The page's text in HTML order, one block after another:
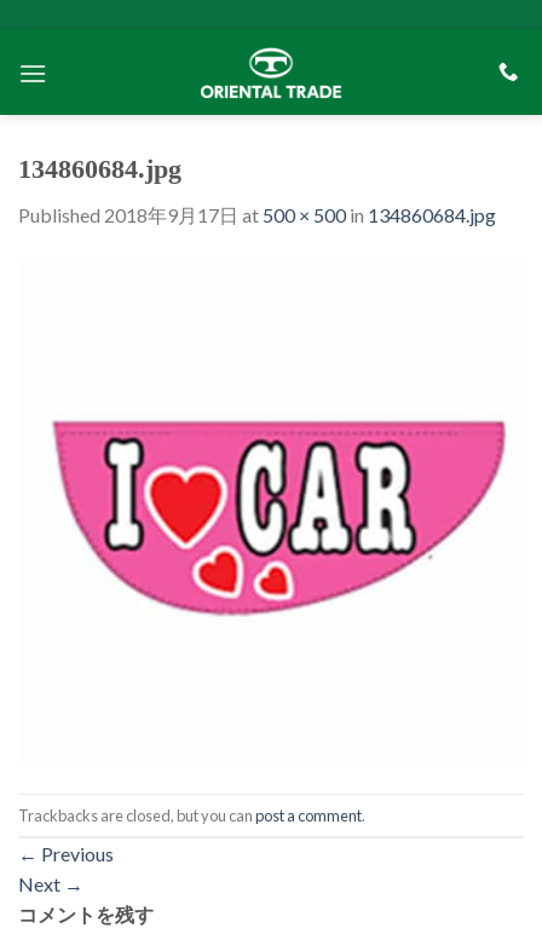
content
134860684.jpg
Published 2018年9月17日 at 500 × 500in 134860684.jpg
Trackbacks are closed, but you canpost a comment.
← Previous
Next →
コメントを残す